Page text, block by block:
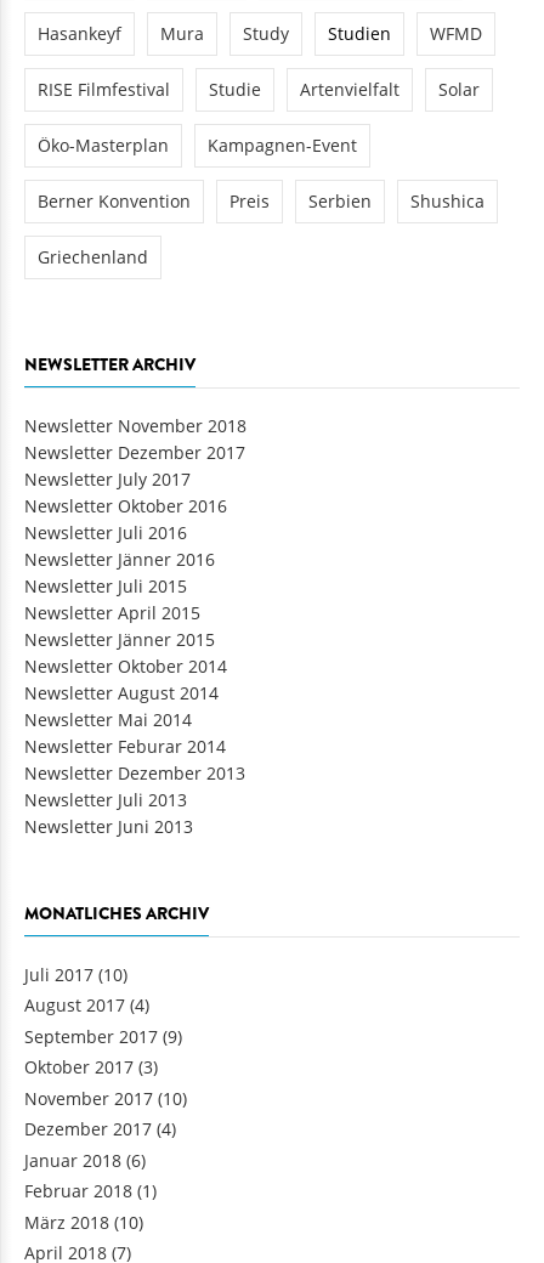
Hasankeyf Mura Study Studien WFMD
RISE Filmfestival Studie Artenvielfalt Solar
Öko-Masterplan Kampagnen-Event
Berner Konvention Preis Serbien Shushica
Griechenland
NEWSLETTER ARCHIV
Newsletter November 2018
Newsletter Dezember 2017
Newsletter July 2017
Newsletter Oktober 2016
Newsletter Juli 2016
Newsletter Jänner 2016
Newsletter Juli 2015
Newsletter April 2015
Newsletter Jänner 2015
Newsletter Oktober 2014
Newsletter August 2014
Newsletter Mai 2014
Newsletter Feburar 2014
Newsletter Dezember 2013
Newsletter Juli 2013
Newsletter Juni 2013
MONATLICHES ARCHIV
Juli 2017 (10)
August 2017 (4)
September 2017 (9)
Oktober 2017 (3)
November 2017 (10)
Dezember 2017 (4)
Januar 2018 (6)
Februar 2018 (1)
März 2018 (10)
April 2018 (7)